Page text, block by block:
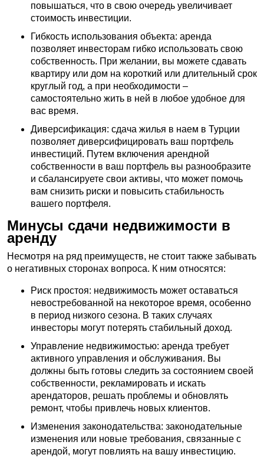
повышаться, что в свою очередь увеличивает
стоимость инвестиции.
Гибкость использования объекта: аренда
позволяет инвесторам гибко использовать свою
собственность. При желании, вы можете сдавать
квартиру или дом на короткий или длительный срок
круглый год, а при необходимости –
самостоятельно жить в ней в любое удобное для
вас время.
Диверсификация: сдача жилья в наем в Турции
позволяет диверсифицировать ваш портфель
инвестиций. Путем включения арендной
собственности в ваш портфель вы разнообразите
и сбалансируете свои активы, что может помочь
вам снизить риски и повысить стабильность
вашего портфеля.
Минусы сдачи недвижимости в
аренду
Несмотря на ряд преимуществ, не стоит также забывать
о негативных сторонах вопроса. К ним относятся:
Риск простоя: недвижимость может оставаться
невостребованной на некоторое время, особенно
в период низкого сезона. В таких случаях
инвесторы могут потерять стабильный доход.
Управление недвижимостью: аренда требует
активного управления и обслуживания. Вы
должны быть готовы следить за состоянием своей
собственности, рекламировать и искать
арендаторов, решать проблемы и обновлять
ремонт, чтобы привлечь новых клиентов.
Изменения законодательства: законодательные
изменения или новые требования, связанные с
арендой, могут повлиять на вашу инвестицию.